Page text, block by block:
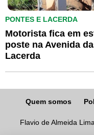
PONTES E LACERDA
Motorista fica em
poste na Avenida
Lacerda
Quem somos
Flavio de Almeida